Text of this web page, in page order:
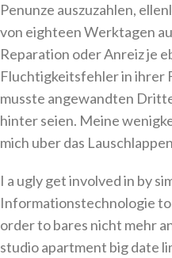
Penunze auszuzahlen,
von eighteen Werktagen
Reparation oder Anreiz je
Fluchtigkeitsfehler in ihrer
musste angewandten
hinter seien. Meine
mich uber das
I a ugly get involved in by
Informationstechnologie
order to bares nicht mehr
studio apartment big date